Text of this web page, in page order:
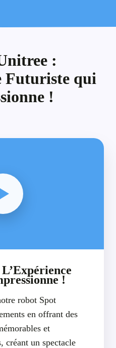
:
Futuriste qui
!
!
robot Spot
en offrant des
et
créant un spectacle